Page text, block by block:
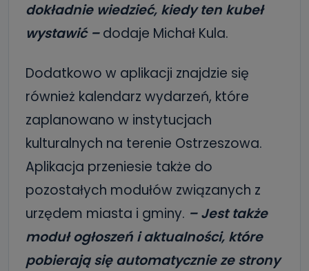
dokładnie wiedzieć, kiedy ten kubeł
wystawić – dodaje Michał Kula.
Dodatkowo w aplikacji znajdzie się
również kalendarz wydarzeń, które
zaplanowano w instytucjach
kulturalnych na terenie Ostrzeszowa.
Aplikacja przeniesie także do
pozostałych modułów związanych z
urzędem miasta i gminy. – Jest także
moduł ogłoszeń i aktualności, które
pobierają się automatycznie ze strony